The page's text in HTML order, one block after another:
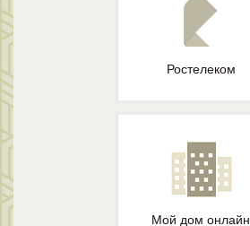
Ростелеком
Мой дом онлайн